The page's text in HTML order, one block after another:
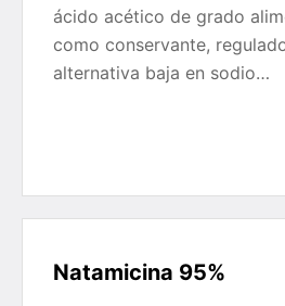
ácido acético de grado
como conservante,
alternativa baja en sodio…
Natamicina 95%